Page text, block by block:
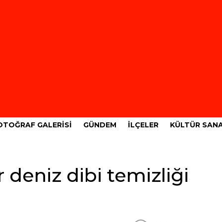
GALERISI GÜNDEM İLÇELER KÜLTÜR
deniz dibi temizliği